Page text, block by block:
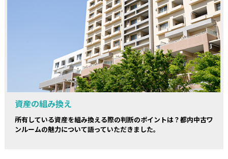
資産の組み換え
所有している資産を組み換える際の判断のポイントは？都内中古ワ
ンルームの魅力について語っていただきました。